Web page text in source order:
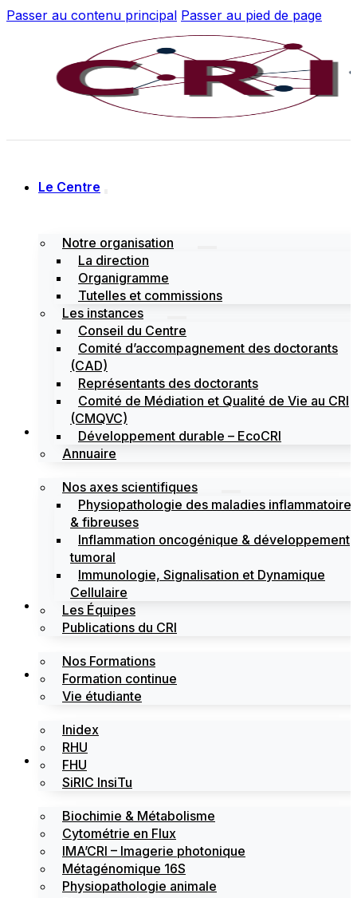
Passer au contenu principal Passer au pied de page
Le Centre
Notre organisation
La direction
Organigramme
Tutelles et commissions
Les instances
Conseil du Centre
Comité d’accompagnement des doctorants
(CAD)
Représentants des doctorants
Comité de Médiation et Qualité de Vie au CRI
(CMQVC)
Développement durable – EcoCRI
Annuaire
Recherche
Nos axes scientifiques
Physiopathologie des maladies inflammatoires
& fibreuses
Inflammation oncogénique & développement
tumoral
Immunologie, Signalisation et Dynamique
Cellulaire
Les Équipes
Publications du CRI
Formations
Nos Formations
Formation continue
Vie étudiante
Labels
Inidex
RHU
FHU
SiRIC InsiTu
Les plateformes
Biochimie & Métabolisme
Cytométrie en Flux
IMA’CRI – Imagerie photonique
Métagénomique 16S
Physiopathologie animale